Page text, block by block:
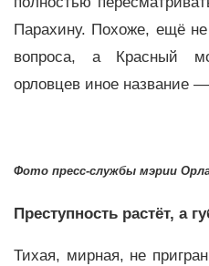
Парахину. Похоже, ещё
вопроса, а Красный
орловцев иное название
Фото пресс-службы мэрии
Преступность растёт, а
Тихая, мирная, не